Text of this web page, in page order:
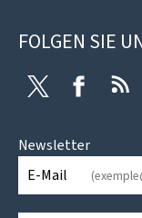
FOLGEN SIE
Twitter Facebook
Newsletter
E-Mail